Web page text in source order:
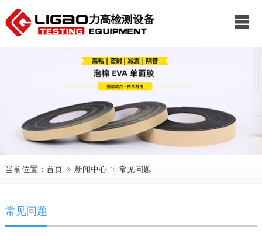
公司首页
服务中心
客户案例
当前位置： 首页 新闻中心 常见问题
常见问题